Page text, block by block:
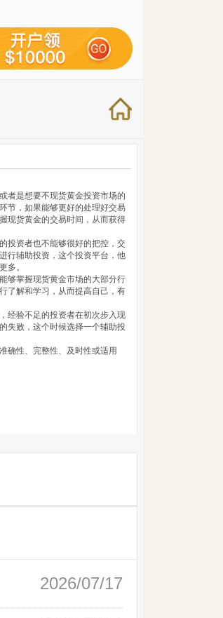
者是想要不现货黄金投资市场的
节，如果能够更好的处理好交易
现货黄金的交易时间，从而获得
投资者也不能够很好的把控，交
行辅助投资，这个投资平台，他
多。
够掌握现货黄金市场的大部分行
了解和学习，从而提高自己，有
经验不足的投资者在初次步入现
失败，这个时候选择一个辅助投
确性、完整性、及时性或适用
2026/07/17